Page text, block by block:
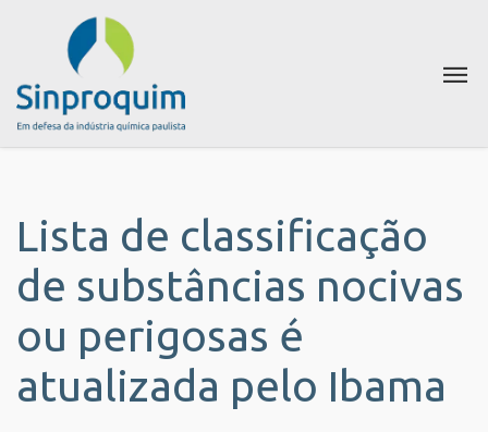
Lista de classificação
de substâncias nocivas
ou perigosas é
atualizada pelo Ibama